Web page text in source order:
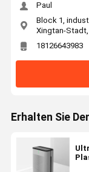
Paul
Block 1,
Xingtan-
18126643983
Erhalten Sie